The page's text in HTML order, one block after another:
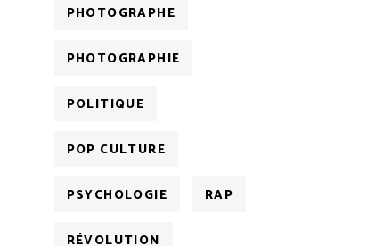
PHOTOGRAPHE
PHOTOGRAPHIE
POLITIQUE
POP CULTURE
PSYCHOLOGIE RAP
RÉVOLUTION